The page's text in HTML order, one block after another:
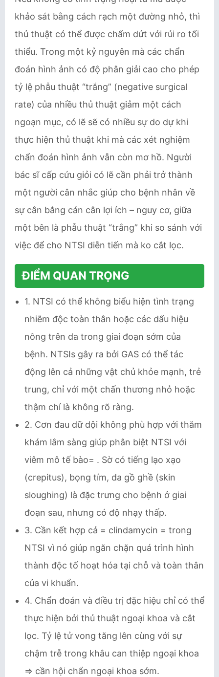
khảo sát bằng cách rạch một đường nhỏ, thì
thủ thuật có thể được chấm dứt với rủi ro tối
thiểu. Trong một kỷ nguyên mà các chẩn
đoán hình ảnh có độ phân giải cao cho phép
tỷ lệ phẫu thuật “trắng” (negative surgical
rate) của nhiều thủ thuật giảm một cách
ngoạn mục, có lẽ sẽ có nhiều sự do dự khi
thực hiện thủ thuật khi mà các xét nghiệm
chẩn đoán hình ảnh vẫn còn mơ hồ. Người
bác sĩ cấp cứu giỏi có lẽ cần phải trở thành
một người cân nhắc giúp cho bệnh nhân về
sự cân bằng cán cân lợi ích – nguy cơ, giữa
một bên là phẫu thuật “trắng” khi so sánh với
việc để cho NTSI diễn tiến mà ko cắt lọc.
ĐIỂM QUAN TRỌNG
1. NTSI có thể không biểu hiện tình trạng
nhiễm độc toàn thân hoặc các dấu hiệu
nông trên da trong giai đoạn sớm của
bệnh. NTSIs gây ra bởi GAS có thể tác
động lên cả những vật chủ khỏe mạnh, trẻ
trung, chỉ với một chấn thương nhỏ hoặc
thậm chí là không rõ ràng.
2. Cơn đau dữ dội không phù hợp với thăm
khám lâm sàng giúp phân biệt NTSI với
viêm mô tế bào= . Sờ có tiếng lạo xạo
(crepitus), bọng tím, da gồ ghề (skin
sloughing) là đặc trưng cho bệnh ở giai
đoạn sau, nhưng có độ nhạy thấp.
3. Cần kết hợp cả = clindamycin = trong
NTSI vì nó giúp ngăn chặn quá trình hình
thành độc tố hoạt hóa tại chỗ và toàn thân
của vi khuẩn.
4. Chẩn đoán và điều trị đặc hiệu chỉ có thể
thực hiện bởi thủ thuật ngoại khoa và cắt
lọc. Tỷ lệ tử vong tăng lên cùng với sự
chậm trễ trong khâu can thiệp ngoại khoa
⇒ cần hội chẩn ngoại khoa sớm.